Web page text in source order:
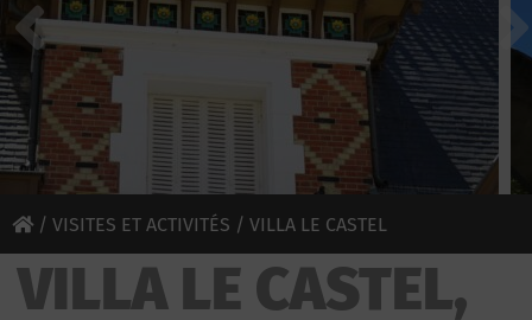
/ VISITES ET ACTIVITÉS / VILLA LE CASTEL
VILLA LE CASTEL,